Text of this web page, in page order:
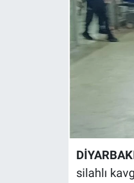
silahlı